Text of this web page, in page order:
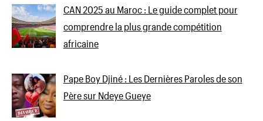
CAN 2025 au Maroc : Le guide complet pour
comprendre la plus grande compétition
africaine
Pape Boy Djiné : Les Dernières Paroles de son
Père sur Ndeye Gueye